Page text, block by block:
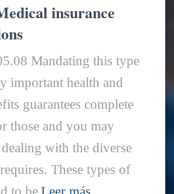
insurance
Mandating this type
important health and
guarantees complete
those and you may
with the diverse
These types of